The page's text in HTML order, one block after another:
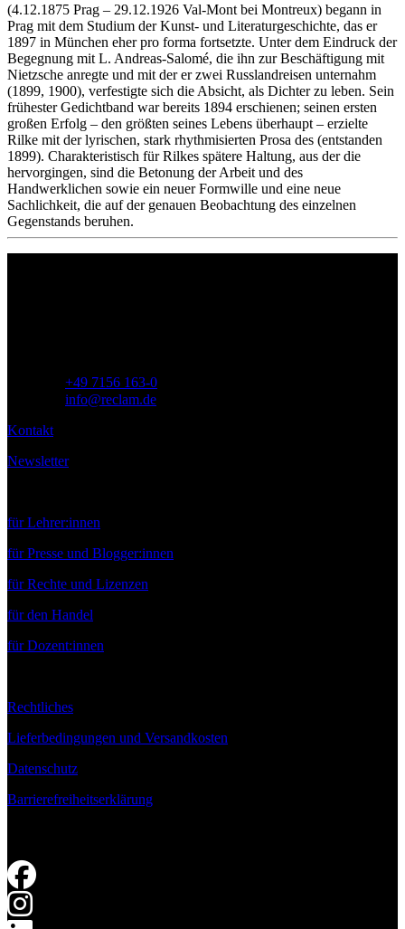
(4.12.1875 Prag – 29.12.1926 Val-Mont bei Montreux) begann in
Prag mit dem Studium der Kunst- und Literaturgeschichte, das er
1897 in München eher pro forma fortsetzte. Unter dem Eindruck der
Begegnung mit L. Andreas-Salomé, die ihn zur Beschäftigung mit
Nietzsche anregte und mit der er zwei Russlandreisen unternahm
(1899, 1900), verfestigte sich die Absicht, als Dichter zu leben. Sein
frühester Gedichtband war bereits 1894 erschienen; seinen ersten
großen Erfolg – den größten seines Lebens überhaupt – erzielte
Rilke mit der lyrischen, stark rhythmisierten Prosa des (entstanden
1899). Charakteristisch für Rilkes spätere Haltung, aus der die
hervorgingen, sind die Betonung der Arbeit und des
Handwerklichen sowie ein neuer Formwille und eine neue
Sachlichkeit, die auf der genauen Beobachtung des einzelnen
Gegenstands beruhen.
+49 7156 163-0
info@reclam.de
Kontakt
Newsletter
für Lehrer:innen
für Presse und Blogger:innen
für Rechte und Lizenzen
für den Handel
für Dozent:innen
Rechtliches
Lieferbedingungen und Versandkosten
Datenschutz
Barrierefreiheitserklärung